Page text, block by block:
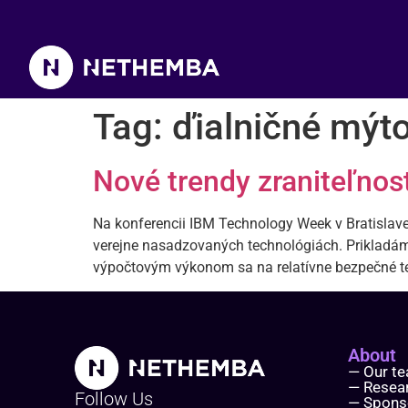
Tag: ďialničné
Nové trendy
Na konferencii IBM Technology Week v
verejne nasadzovaných technológiách.
výpočtovým výkonom sa na relatívne bezpečné
Follow Us
About
— Our
—
—